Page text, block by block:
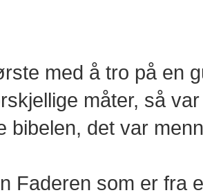
med å tro på en
måter, så
bibelen, det var
Faderen som er fra